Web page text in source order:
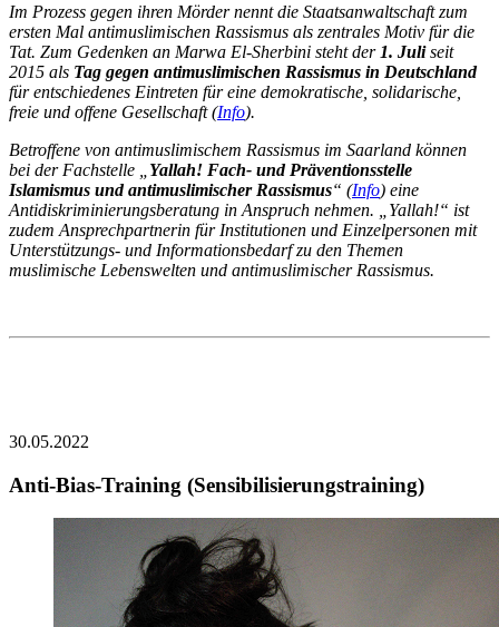
Im Prozess gegen ihren Mörder nennt die Staatsanwaltschaft zum
ersten Mal antimuslimischen Rassismus als zentrales Motiv für die
Tat. Zum Gedenken an Marwa El-Sherbini steht der 1. Juliseit
2015 als Tag gegen antimuslimischen Rassismus in Deutschland
für entschiedenes Eintreten für eine demokratische, solidarische,
freie und offene Gesellschaft (Info).
Betroffene von antimuslimischem Rassismus im Saarland können
bei der Fachstelle „ Yallah! Fach- und Präventionsstelle
Islamismus und antimuslimischer Rassismus“ (Info) eine
Antidiskriminierungsberatung in Anspruch nehmen. „Yallah!“ ist
zudem Ansprechpartnerin für Institutionen und Einzelpersonen mit
Unterstützungs- und Informationsbedarf zu den Themen
muslimische Lebenswelten und antimuslimischer Rassismus.
30.05.2022
Anti-Bias-Training (Sensibilisierungstraining)